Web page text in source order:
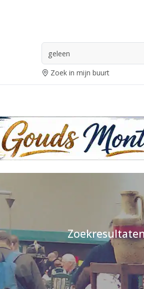
Zoek in mijn buurt